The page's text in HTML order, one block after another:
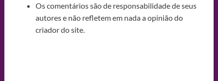
Os comentários são de responsabilidade de seus
autores e não refletem em nada a opinião do
criador do site.